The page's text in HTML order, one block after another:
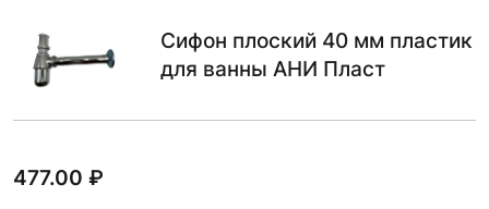
Сифон плоский 40 мм пластик
для ванны АНИ Пласт
477.00 ₽